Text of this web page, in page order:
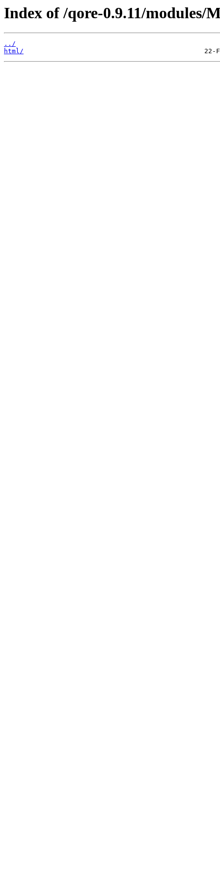
Index of /qore-0.9.11/modules/
../
html/